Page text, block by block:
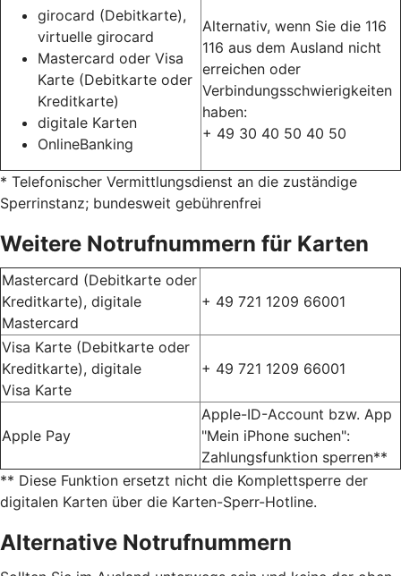
girocard (Debitkarte),
virtuelle girocard
Mastercard oder Visa
Karte (Debitkarte oder
Kreditkarte)
digitale Karten
OnlineBanking
Alternativ, wenn Sie die 116
116 aus dem Ausland nicht
erreichen oder
Verbindungsschwierigkeiten
haben:
+ 49 30 40 50 40 50
* Telefonischer Vermittlungsdienst an die zuständige
Sperrinstanz; bundesweit gebührenfrei
Weitere Notrufnummern für Karten
Mastercard (Debitkarte oder
Kreditkarte), digitale
Mastercard
+ 49 721 1209 66001
Visa Karte (Debitkarte oder
Kreditkarte), digitale
Visa Karte
+ 49 721 1209 66001
Apple Pay
Apple-ID-Account bzw. App
"Mein iPhone suchen":
Zahlungsfunktion sperren**
** Diese Funktion ersetzt nicht die Komplettsperre der
digitalen Karten über die Karten-Sperr-Hotline.
Alternative Notrufnummern